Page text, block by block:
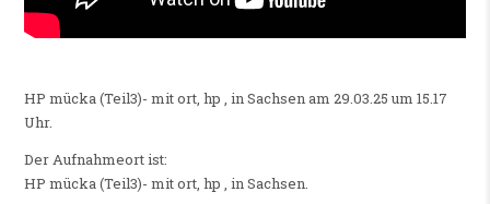
HP mücka (Teil3)- mit ort, hp , in Sachsen am 29.03.25 um 15.17
Uhr.
Der Aufnahmeort ist:
HP mücka (Teil3)- mit ort, hp , in Sachsen.